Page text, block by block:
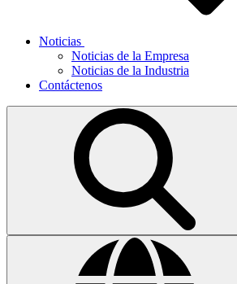
Noticias
Noticias de la Empresa
Noticias de la Industria
Contáctenos